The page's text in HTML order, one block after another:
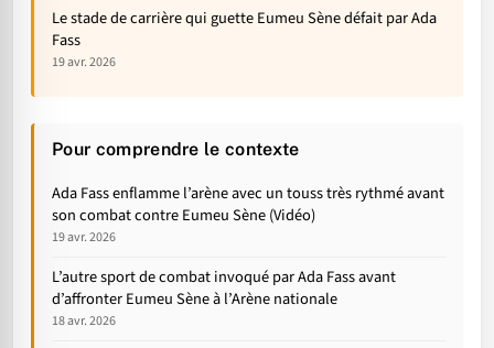
Le stade de carrière qui guette Eumeu Sène défait par Ada
Fass
19 avr. 2026
Pour comprendre le contexte
Ada Fass enflamme l’arène avec un touss très rythmé avant
son combat contre Eumeu Sène (Vidéo)
19 avr. 2026
L’autre sport de combat invoqué par Ada Fass avant
d’affronter Eumeu Sène à l’Arène nationale
18 avr. 2026